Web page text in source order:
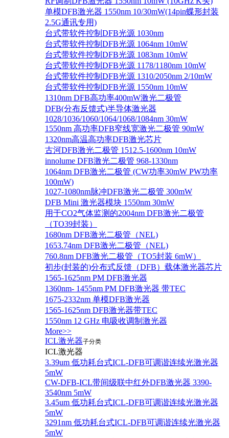
单模DFB激光器 1550nm 10/30mW(14pin蝶形封装
2.5G通讯专用)
台式带软件控制DFB光源 1030nm
台式带软件控制DFB光源 1064nm 10mW
台式带软件控制DFB光源 1083nm 10mW
台式带软件控制DFB光源 1178/1180nm 10mW
台式带软件控制DFB光源 1310/2050nm 2/10mW
台式带软件控制DFB光源 1550nm 10mW
1310nm DFB高功率400mW激光二极管
DFB(分布反馈式)半导体激光器
1028/1036/1060/1064/1068/1084nm 30mW
1550nm 高功率DFB窄线宽激光二极管 90mW
1320nm高温高功率DFB激光芯片
古河DFB激光二极管 1512.5-1600nm 10mW
innolume DFB激光二极管 968-1330nm
1064nm DFB激光二极管 (CW功率30mW PW功率
100mW)
1027-1080nm脉冲DFB激光二极管 300mW
DFB Mini 激光器模块 1550nm 30mW
用于CO2气体监测的2004nm DFB激光二极管
（TO39封装）
1680nm DFB激光二极管（NEL)
1653.74nm DFB激光二极管（NEL)
760.8nm DFB激光二极管（TO5封装 6mW）
初步(封装的)分布式反馈（DFB）载体激光器芯片
1565-1625nm PM DFB激光器
1360nm- 1455nm PM DFB激光器 带TEC
1675-2332nm 单模DFB激光器
1565-1625nm DFB激光器带TEC
1550nm 12 GHz 电吸收调制激光器
More>>
ICL激光器子分类
ICL激光器
3.39um 低功耗台式ICL-DFB可调谐连续光激光器
5mW
CW-DFB-ICL带间级联中红外DFB激光器 3390-
3540nm 5mW
3.45um 低功耗台式ICL-DFB可调谐连续光激光器
5mW
3291nm 低功耗台式ICL-DFB可调谐连续光激光器
5mW